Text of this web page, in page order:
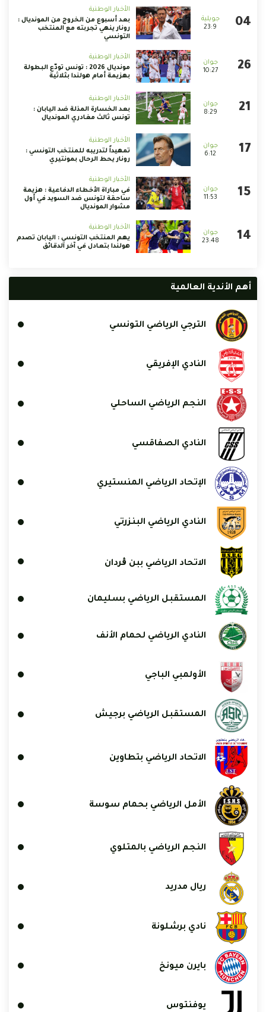
23:9
الأخبار الوطنية
بعد أسبوع من الخروج من المونديال :
رونار ينهي تجربته مع المنتخب
التونسي
10:27
الأخبار الوطنية
مونديال 2026 : تونس تودّع البطولة
بهزيمة أمام هولندا بثلاثية
8:29
الأخبار الوطنية
بعد الخسارة المذلة ضد اليابان :
تونس ثالث مغادري المونديال
6:12
الأخبار الوطنية
تمهيداً لتدريبه للمنتخب التونسي :
رونار يحط الرحال بمونتيري
11:53
الأخبار الوطنية
في مباراة الأخطاء الدفاعية : هزيمة
ساحقة لتونس ضد السويد في أول
مشوار المونديال
23:48
الأخبار الوطنية
يهم المنتخب التونسي : اليابان تصدم
هولندا بتعادل في آخر الدقائق
أهم الأندية العالمية
الترجي الرياضي التونسي
النادي الإفريقي
النجم الرياضي الساحلي
النادي الصفاقسي
الإتحاد الرياضي المنستيري
النادي الرياضي البنزرتي
الاتحاد الرياضي ببن ڨردان
المستقبل الرياضي بسليمان
النادي الرياضي لحمام الأنف
الأولمبي الباجي
المستقبل الرياضي برجيش
الاتحاد الرياضي بتطاوين
الأمل الرياضي بحمام سوسة
النجم الرياضي بالمتلوي
ريال مدريد
نادي برشلونة
بايرن ميونخ
يوفنتوس